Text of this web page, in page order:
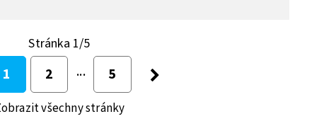
1 2 5
Stránka 1/5
všechny stránky